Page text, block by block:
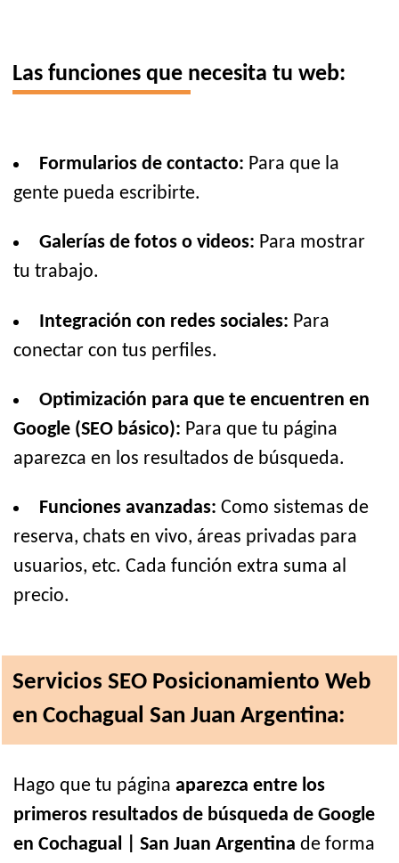
Las funciones que necesita tu web:
Formularios de contacto: Para que la
gente pueda escribirte.
Galerías de fotos o videos: Para mostrar
tu trabajo.
Integración con redes sociales: Para
conectar con tus perfiles.
Optimización para que te encuentren en
Google (SEO básico): Para que tu página
aparezca en los resultados de búsqueda.
Funciones avanzadas: Como sistemas de
reserva, chats en vivo, áreas privadas para
usuarios, etc. Cada función extra suma al
precio.
Servicios SEO Posicionamiento Web
en Cochagual San Juan Argentina:
Hago que tu página aparezca entre los
primeros resultados de búsqueda de Google
en Cochagual | San Juan Argentina de forma